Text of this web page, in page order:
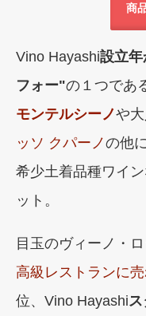
商
Vino Hayashi設立
フォー"の１つであ
モンテルシーノや
ッソ クパーノの他
希少土着品種ワイ
ット。
目玉のヴィーノ・
高級レストランに売
位、Vino Hayashi